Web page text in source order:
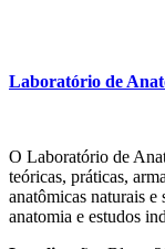
Laboratório de
O Laboratório de
teóricas, práticas,
anatômicas naturais e
anatomia e estudos